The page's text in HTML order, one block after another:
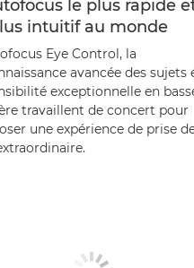
le plus rapide
intuitif au monde
Eye Control, la
avancée des sujets
exceptionnelle en
travaillent de concert pour
une expérience de prise